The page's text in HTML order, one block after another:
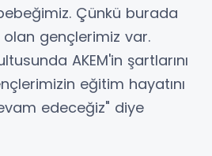
Çünkü burada
gençlerimiz var.
AKEM'in şartlarını
eğitim hayatını
edeceğiz" diye